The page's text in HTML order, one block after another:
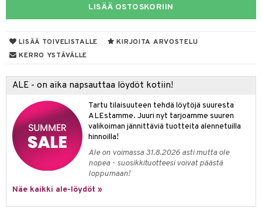
LISÄÄ OSTOSKORIIN
LISÄÄ TOIVELISTALLE
KIRJOITA ARVOSTELU
KERRO YSTÄVÄLLE
ALE - on aika napsauttaa löydöt kotiin!
Tartu tilaisuuteen tehdä löytöjä suuresta
ALEstamme. Juuri nyt tarjoamme suuren
valikoiman jännittäviä tuotteita alennetuilla
hinnoilla!
Ale on voimassa 31.8.2026 asti mutta ole
nopea - suosikkituotteesi voivat päästä
loppumaan!
Näe kaikki ale-löydöt »
kuorinta
alentavat
rasvahapot
vahvistavat
säätelevät
helpottava
nenä & kurkku
K
energiaa